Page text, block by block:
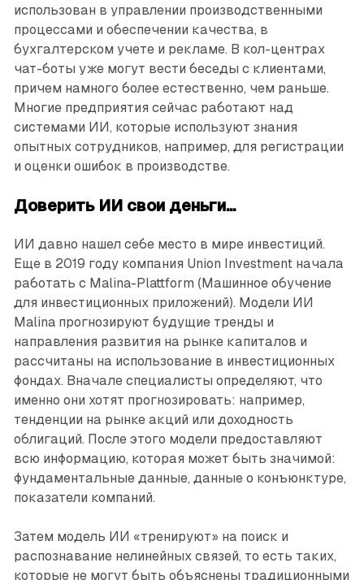
использован в управлении производственными
процессами и обеспечении качества, в
бухгалтерском учете и рекламе. В кол-центрах
чат-боты уже могут вести беседы с клиентами,
причем намного более естественно, чем раньше.
Многие предприятия сейчас работают над
системами ИИ, которые используют знания
опытных сотрудников, например, для регистрации
и оценки ошибок в производстве.
Доверить ИИ свои деньги...
ИИ давно нашел себе место в мире инвестиций.
Еще в 2019 году компания Union Investment начала
работать с Malina-Plattform (Машинное обучение
для инвестиционных приложений). Модели ИИ
Malina прогнозируют будущие тренды и
направления развития на рынке капиталов и
рассчитаны на использование в инвестиционных
фондах. Вначале специалисты определяют, что
именно они хотят прогнозировать: например,
тенденции на рынке акций или доходность
облигаций. После этого модели предоставляют
всю информацию, которая может быть значимой:
фундаментальные данные, данные о конъюнктуре,
показатели компаний.
Затем модель ИИ «тренируют» на поиск и
распознавание нелинейных связей, то есть таких,
которые не могут быть объяснены традиционными